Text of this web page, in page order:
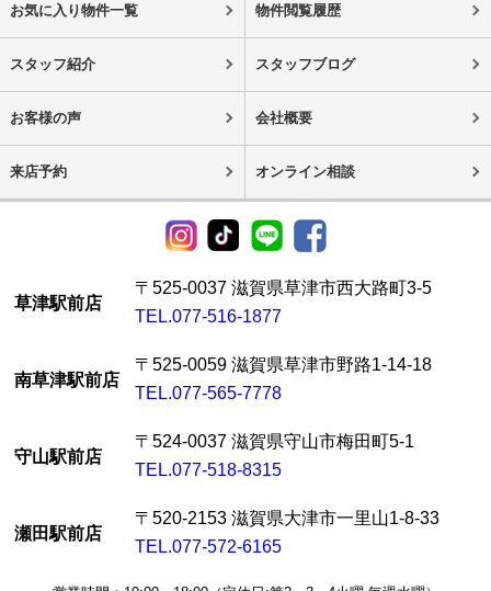
お気に入り物件一覧 物件閲覧履歴
スタッフ紹介 スタッフブログ
お客様の声 会社概要
来店予約 オンライン相談
草津駅前店
〒525-0037 滋賀県草津市西大路町3-5
TEL.077-516-1877
南草津駅前店
〒525-0059 滋賀県草津市野路1-14-18
TEL.077-565-7778
守山駅前店
〒524-0037 滋賀県守山市梅田町5-1
TEL.077-518-8315
瀬田駅前店
〒520-2153 滋賀県大津市一里山1-8-33
TEL.077-572-6165